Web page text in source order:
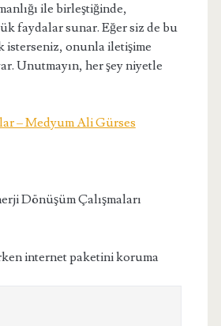
ile birleştiğinde,
faydalar sunar. Eğer siz de bu
isterseniz, onunla iletişime
Unutmayın, her şey niyetle
– Medyum Ali Gürses
Dönüşüm Çalışmaları
internet paketini koruma